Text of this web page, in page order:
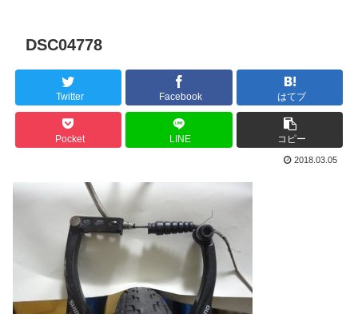
DSC04778
Twitter Facebook はてブ
Pocket LINE コピー
2018.03.05